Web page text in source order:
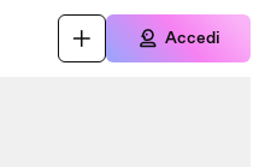
Accedi